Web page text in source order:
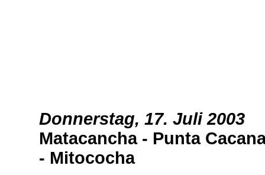
Donnerstag, 17. Juli 2003
Matacancha - Punta
- Mitococha